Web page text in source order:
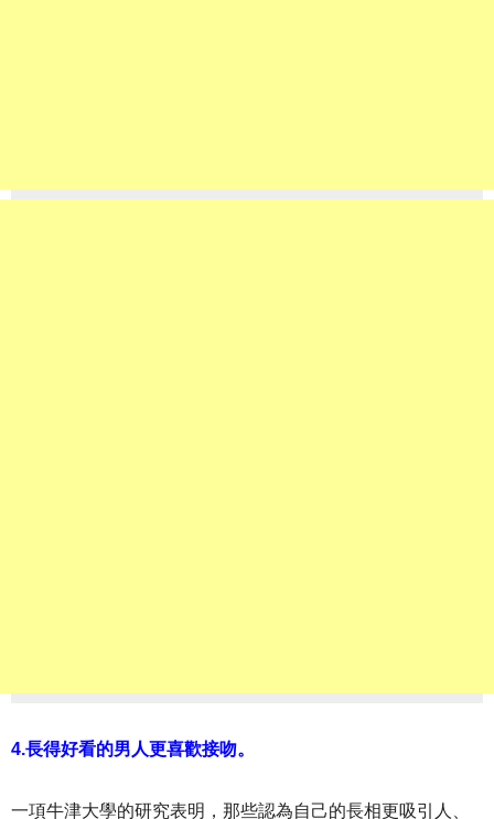
4.長得好看的男人更喜歡接吻。
一項牛津大學的研究表明，那些認為自己的長相更吸引人、